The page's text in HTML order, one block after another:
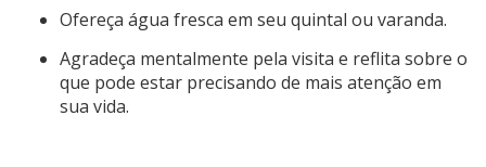
Ofereça água fresca em seu quintal ou varanda.
Agradeça mentalmente pela visita e reflita sobre o
que pode estar precisando de mais atenção em
sua vida.